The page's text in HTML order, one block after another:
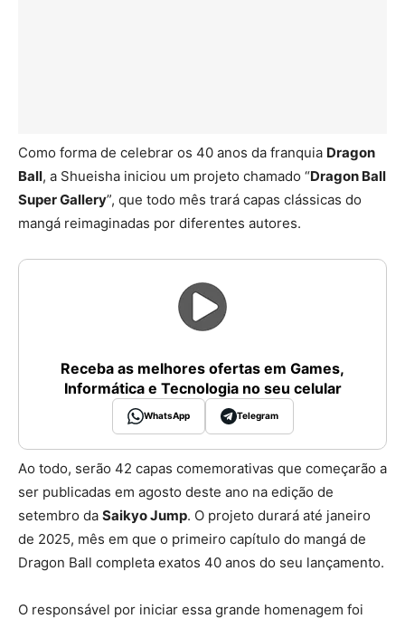
Como forma de celebrar os 40 anos da franquia Dragon
Ball, a Shueisha iniciou um projeto chamado “Dragon Ball
Super Gallery”, que todo mês trará capas clássicas do
mangá reimaginadas por diferentes autores.
Receba as melhores ofertas em Games,
Informática e Tecnologia no seu celular
WhatsApp Telegram
Ao todo, serão 42 capas comemorativas que começarão a
ser publicadas em agosto deste ano na edição de
setembro da Saikyo Jump. O projeto durará até janeiro
de 2025, mês em que o primeiro capítulo do mangá de
Dragon Ball completa exatos 40 anos do seu lançamento.
O responsável por iniciar essa grande homenagem foi